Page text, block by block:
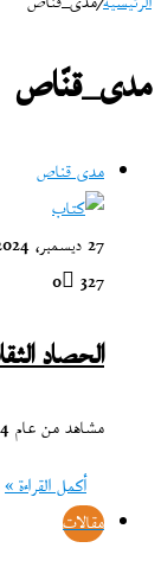
مدى_قنّاص
مدى قناص
27 ديسمبر، 2024
0 327
الحصاد
مشاهد من عام 2024 في بعده الثقافي، كتب وأفلام ونشاطات ثقافية
أكمل القراءة »
مقالات